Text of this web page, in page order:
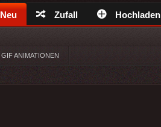
Neu Zufall Hochladen
GIF ANIMATIONEN